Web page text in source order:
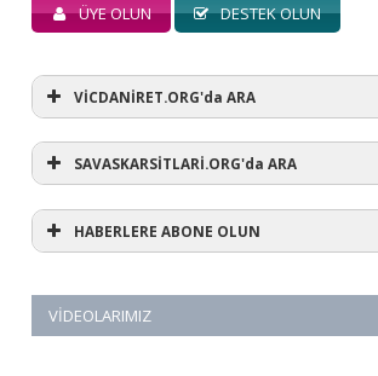
ÜYE OLUN DESTEK OLUN
VİCDANİRET.ORG'da ARA
SAVASKARSİTLARİ.ORG'da ARA
HABERLERE ABONE OLUN
VIDEOLARIMIZ